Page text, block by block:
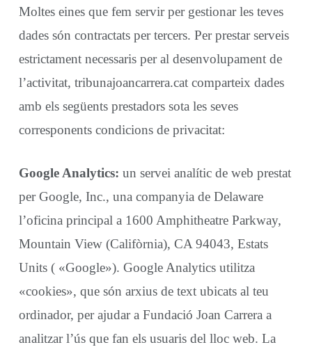
Moltes eines que fem servir per gestionar les teves
dades són contractats per tercers. Per prestar serveis
estrictament necessaris per al desenvolupament de
l’activitat, tribunajoancarrera.cat comparteix dades
amb els següents prestadors sota les seves
corresponents condicions de privacitat:
Google Analytics: un servei analític de web prestat
per Google, Inc., una companyia de Delaware
l’oficina principal a 1600 Amphitheatre Parkway,
Mountain View (Califòrnia), CA 94043, Estats
Units ( «Google»). Google Analytics utilitza
«cookies», que són arxius de text ubicats al teu
ordinador, per ajudar a Fundació Joan Carrera a
analitzar l’ús que fan els usuaris del lloc web. La